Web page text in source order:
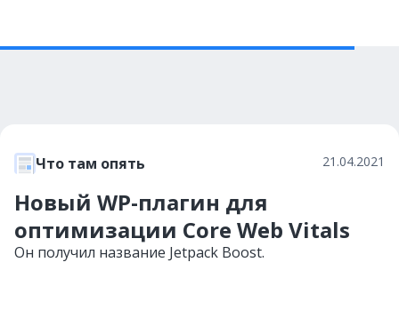
Что там опять 21.04.2021
Новый WP-плагин для
оптимизации Core Web Vitals
Он получил название Jetpack Boost.